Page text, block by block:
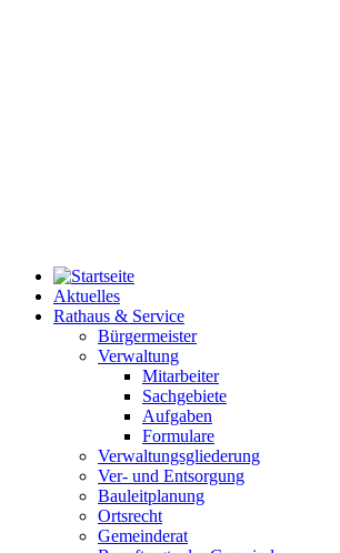
Aktuelles
Rathaus & Service
Bürgermeister
Verwaltung
Mitarbeiter
Sachgebiete
Aufgaben
Formulare
Verwaltungsgliederung
Ver- und Entsorgung
Bauleitplanung
Ortsrecht
Gemeinderat